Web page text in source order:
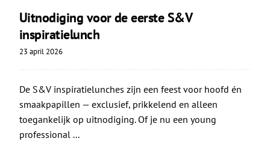
Uitnodiging voor de eerste S&V
inspiratielunch
23 april 2026
De S&V inspiratielunches zijn een feest voor hoofd én
smaakpapillen — exclusief, prikkelend en alleen
toegankelijk op uitnodiging. Of je nu een young
professional ...